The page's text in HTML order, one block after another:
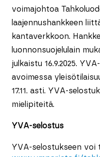
voimajohtoa
laajennushankkeen
kantaverkkoon.
luonnonsuojelulain
julkaistu 16.9.2025.
avoimessa
17.11. asti. YVA-
mielipiteitä.
YVA-selostus
YVA-selostukseen